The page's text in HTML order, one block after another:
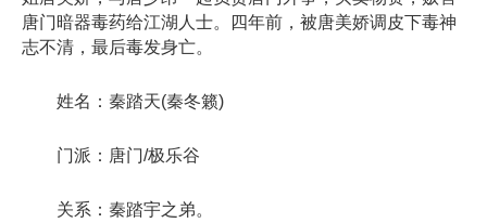
唐门暗器毒药给江湖人士。四年前，被唐美娇调皮下毒神
志不清，最后毒发身亡。
姓名：秦踏天(秦冬籁)
门派：唐门/极乐谷
关系：秦踏宇之弟。